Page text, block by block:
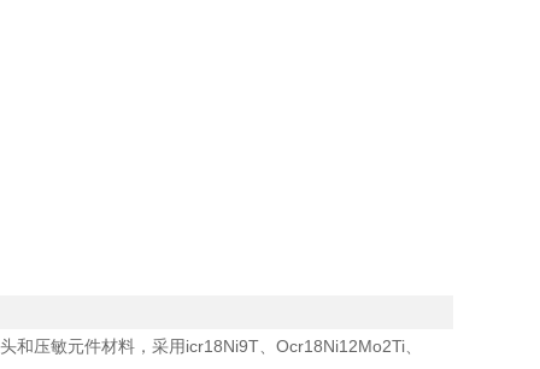
和压敏元件材料，采用icr18Ni9T、Ocr18Ni12Mo2Ti、